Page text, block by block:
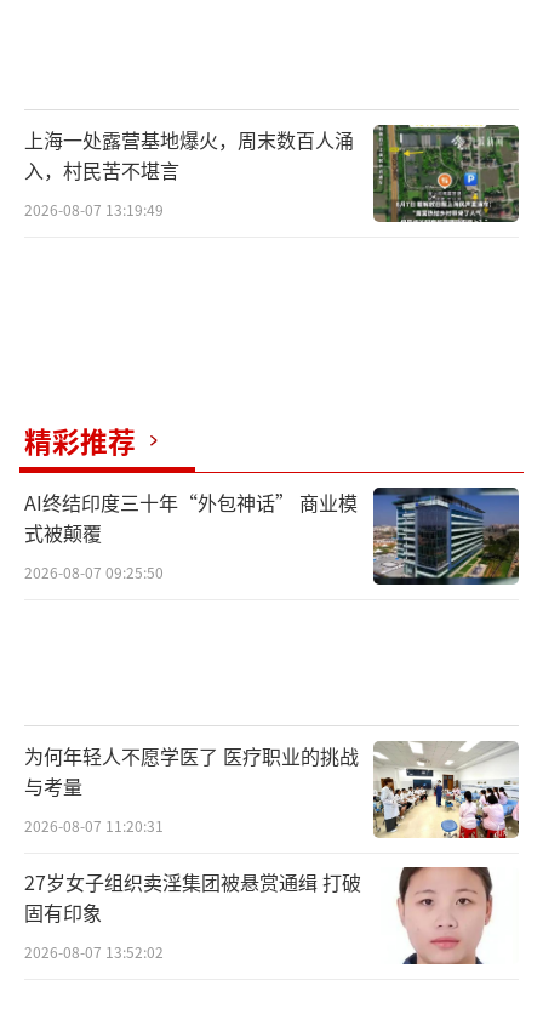
上海一处露营基地爆火，周末数百人涌
入，村民苦不堪言
2026-08-07 13:19:49
精彩推荐
AI终结印度三十年“外包神话” 商业模
式被颠覆
2026-08-07 09:25:50
为何年轻人不愿学医了 医疗职业的挑战
与考量
2026-08-07 11:20:31
27岁女子组织卖淫集团被悬赏通缉 打破
固有印象
2026-08-07 13:52:02